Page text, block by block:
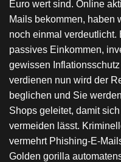
Euro wert sind. Online
Mails bekommen, haben
noch einmal verdeutlicht.
passives Einkommen,
gewissen
verdienen nun wird der
beglichen und Sie
Shops geleitet, damit
vermeiden lässt.
vermehrt Phishing-E-
Golden gorilla